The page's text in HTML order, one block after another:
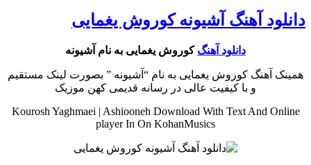
دانلود آهنگ آشیونه کوروش یغمایی
دانلود آهنگ کوروش یغمایی به نام آشیونه
همینک آهنگ کوروش یغمایی به نام “آشیونه ” بصورت لینک مستقیم
و با کیفیت عالی در رسانه قدیمی کهن موزیک
Kourosh Yaghmaei | Ashiooneh Download With Text And Online
player In On KohanMusics